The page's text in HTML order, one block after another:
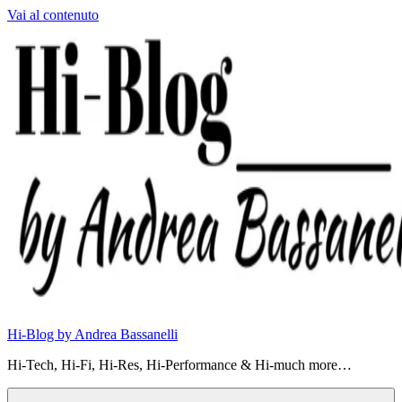
Vai al contenuto
Hi-Blog by Andrea Bassanelli
Hi-Tech, Hi-Fi, Hi-Res, Hi-Performance & Hi-much more…